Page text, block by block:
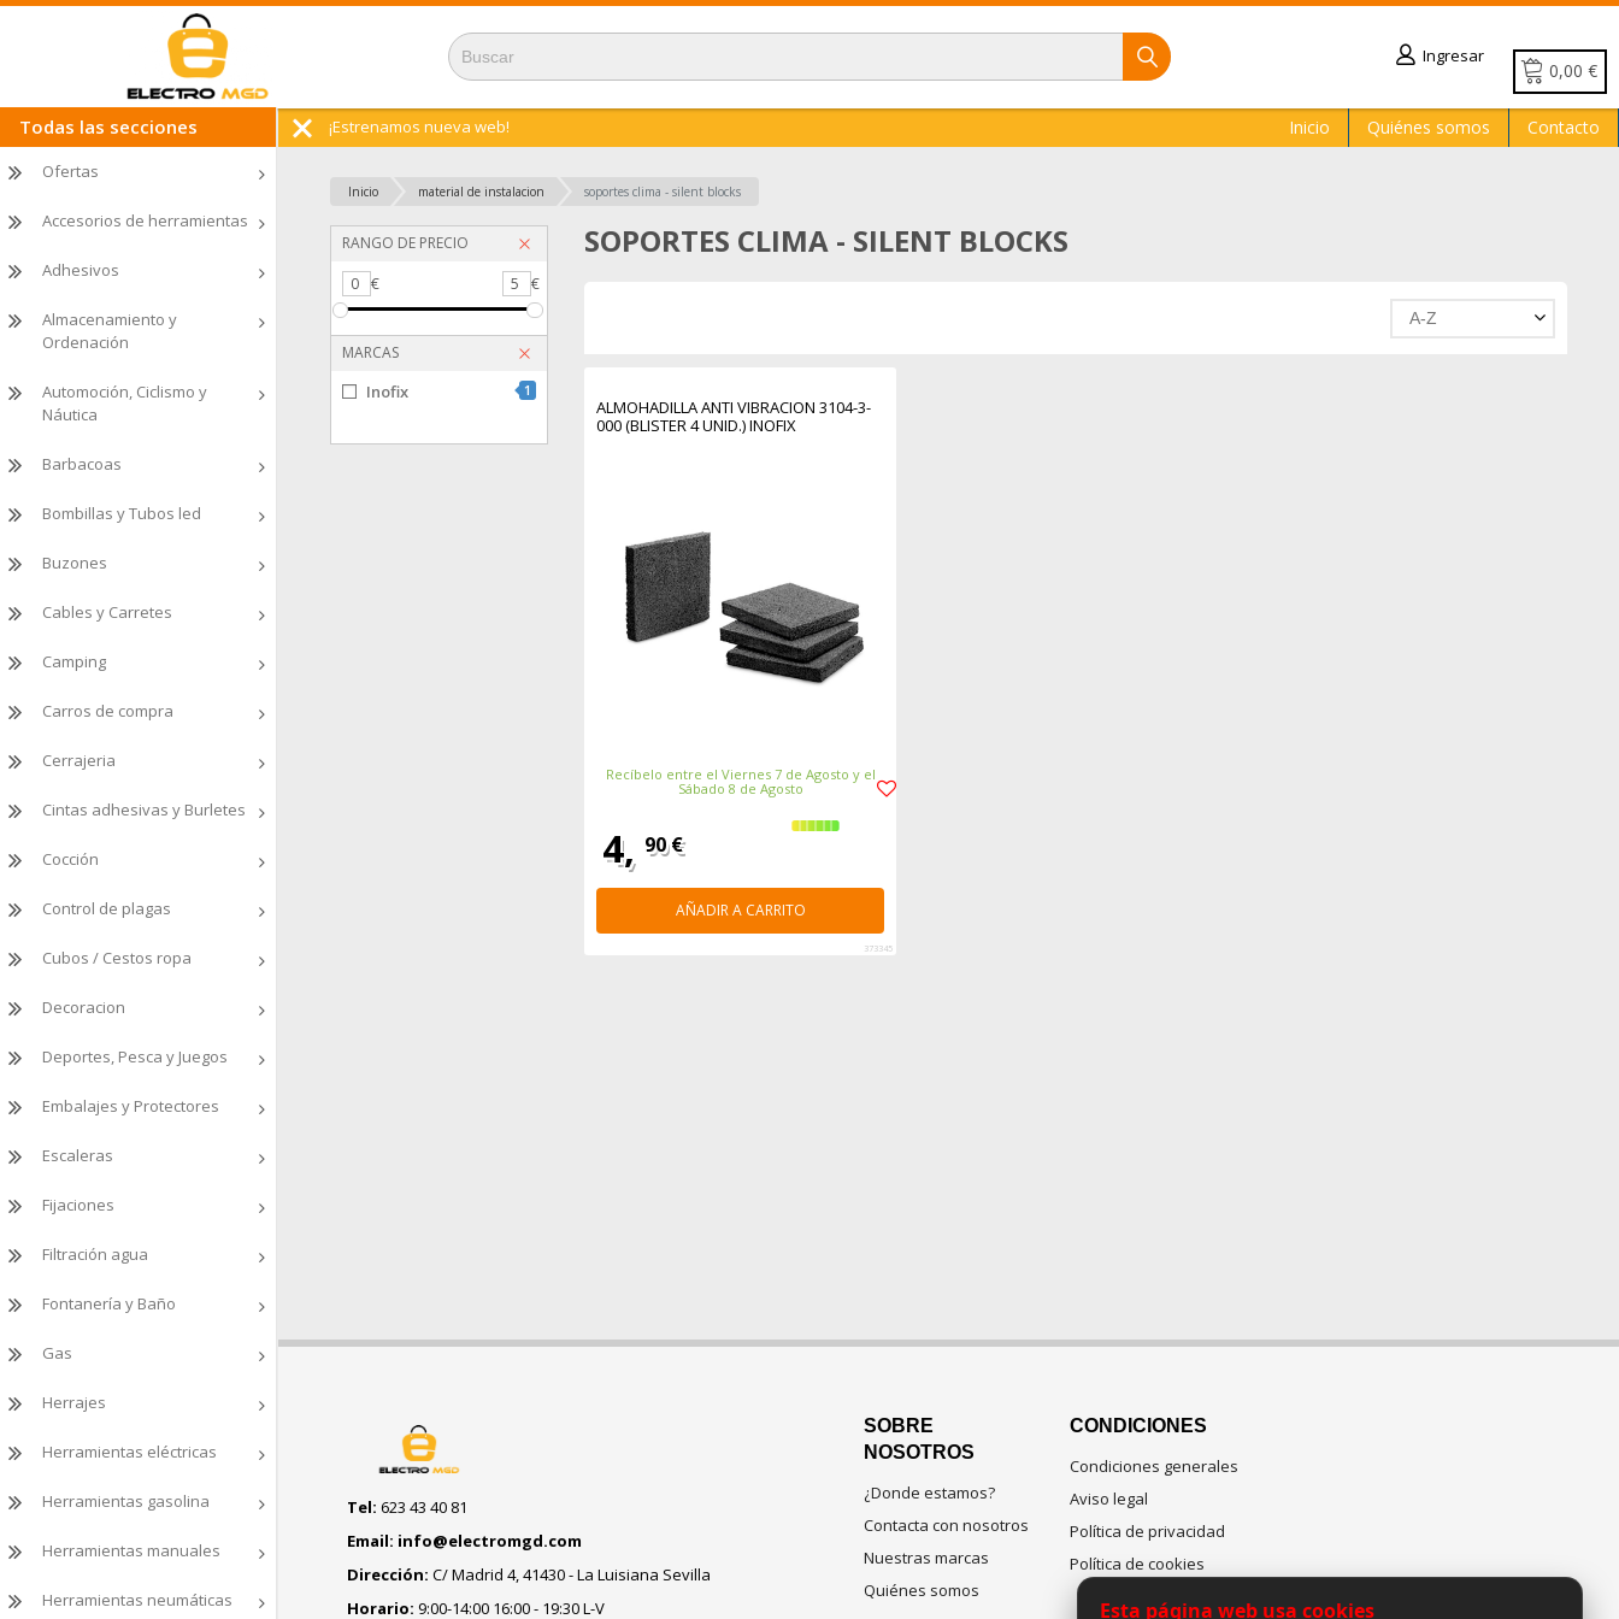
Todas las secciones
Ofertas
Accesorios de herramientas
Adhesivos
Almacenamiento y
Ordenación
Automoción, Ciclismo y
Náutica
Barbacoas
Bombillas y Tubos led
Buzones
Cables y Carretes
Camping
Carros de compra
Cerrajeria
Cintas adhesivas y Burletes
Cocción
Control de plagas
Cubos / Cestos ropa
Decoracion
Deportes, Pesca y Juegos
Embalajes y Protectores
Escaleras
Fijaciones
Filtración agua
Fontanería y Baño
Gas
Herrajes
Herramientas eléctricas
Herramientas gasolina
Herramientas manuales
Herramientas neumáticas
0,00 €
Ingresar
¡Estrenamos nueva web! Inicio Quiénes somos Contacto
Inicio material de instalacion soportes clima - silent blocks
RANGO DE PRECIO
0 € 5 €
MARCAS
Inofix 1
SOPORTES CLIMA - SILENT BLOCKS
A-Z
ALMOHADILLA ANTI VIBRACION 3104-3-
000 (BLISTER 4 UNID.) INOFIX
Recíbelo entre el Viernes 7 de Agosto y el
Sábado 8 de Agosto
4, 90 €
AÑADIR A CARRITO
373345
Tel:623 43 40 81
Email: info@electromgd.com
Dirección:C/ Madrid 4, 41430 - La Luisiana Sevilla
Horario:9:00-14:00 16:00 - 19:30 L-V
SOBRE
NOSOTROS
¿Donde estamos?
Contacta con nosotros
Nuestras marcas
Quiénes somos
CONDICIONES
Condiciones generales
Aviso legal
Política de privacidad
Política de cookies
Esta página web usa cookies